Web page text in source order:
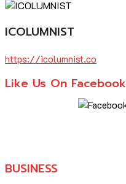
ICOLUMNIST
https://icolumnist.co
Like Us On Facebook
BUSINESS